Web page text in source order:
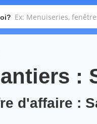
:
d'affaire :